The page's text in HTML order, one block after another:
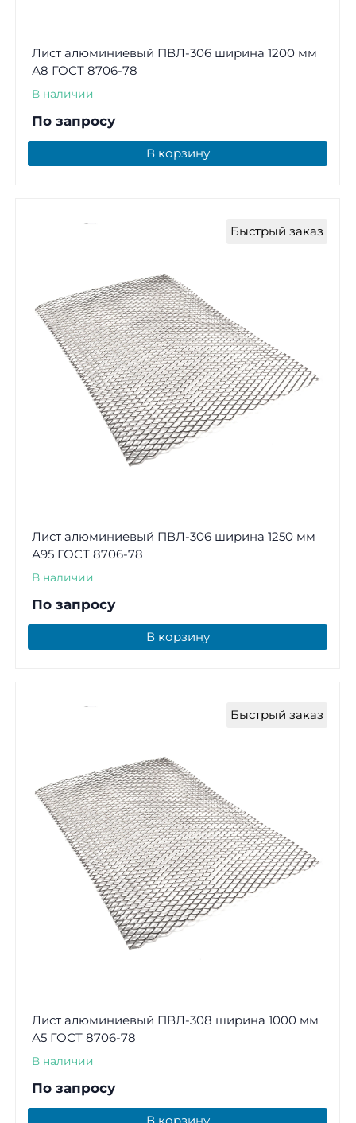
Лист алюминиевый ПВЛ-306 ширина 1200 мм
А8 ГОСТ 8706-78
В наличии
По запросу
В корзину
Быстрый заказ
Лист алюминиевый ПВЛ-306 ширина 1250 мм
А95 ГОСТ 8706-78
В наличии
По запросу
В корзину
Быстрый заказ
Лист алюминиевый ПВЛ-308 ширина 1000 мм
А5 ГОСТ 8706-78
В наличии
По запросу
В корзину